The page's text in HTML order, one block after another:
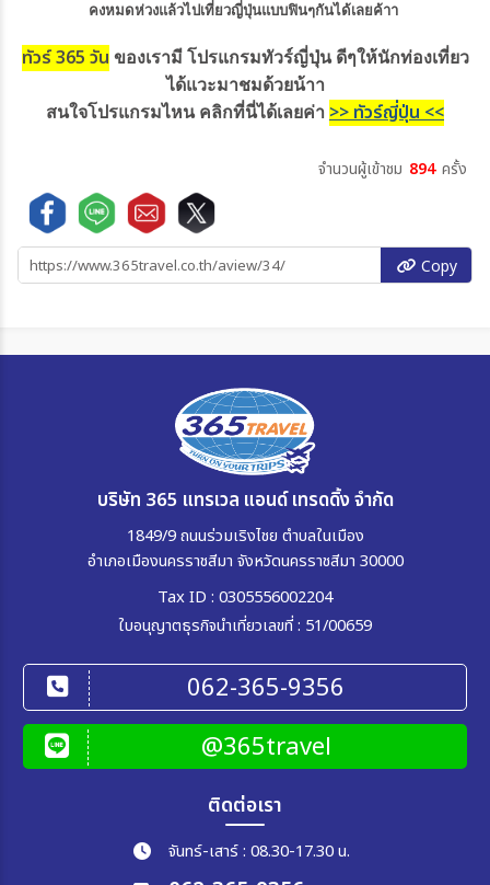
คงหมดห่วงแล้วไปเที่ยวญี่ปุ่นแบบฟินๆกันได้เลยค้าา
ทัวร์ 365 วัน ของเรามี โปรแกรมทัวร์ญี่ปุ่น ดีๆให้นักท่องเที่ยว
ได้แวะมาชมด้วยน้าา
สนใจโปรแกรมไหน คลิกที่นี่ได้เลยค่า >> ทัวร์ญี่ปุ่น <<
จำนวนผู้เข้าชม 894 ครั้ง
Copy
บริษัท 365 แทรเวล แอนด์ เทรดดิ้ง จำกัด
1849/9 ถนนร่วมเริงไชย ตำบลในเมือง
อำเภอเมืองนครราชสีมา จังหวัดนครราชสีมา 30000
Tax ID : 0305556002204
ใบอนุญาตธุรกิจนำเที่ยวเลขที่ : 51/00659
062-365-9356
@365travel
ติดต่อเรา
จันทร์-เสาร์ : 08.30-17.30 น.